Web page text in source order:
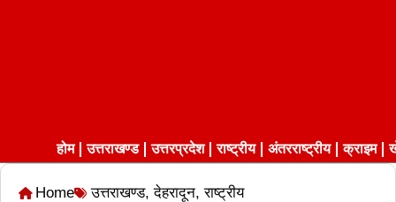
होम उत्तराखण्ड उत्तरप्रदेश राष्ट्रीय अंतरराष्ट्रीय क्राइम
Home उत्तराखण्ड,देहरादून,राष्ट्रीय